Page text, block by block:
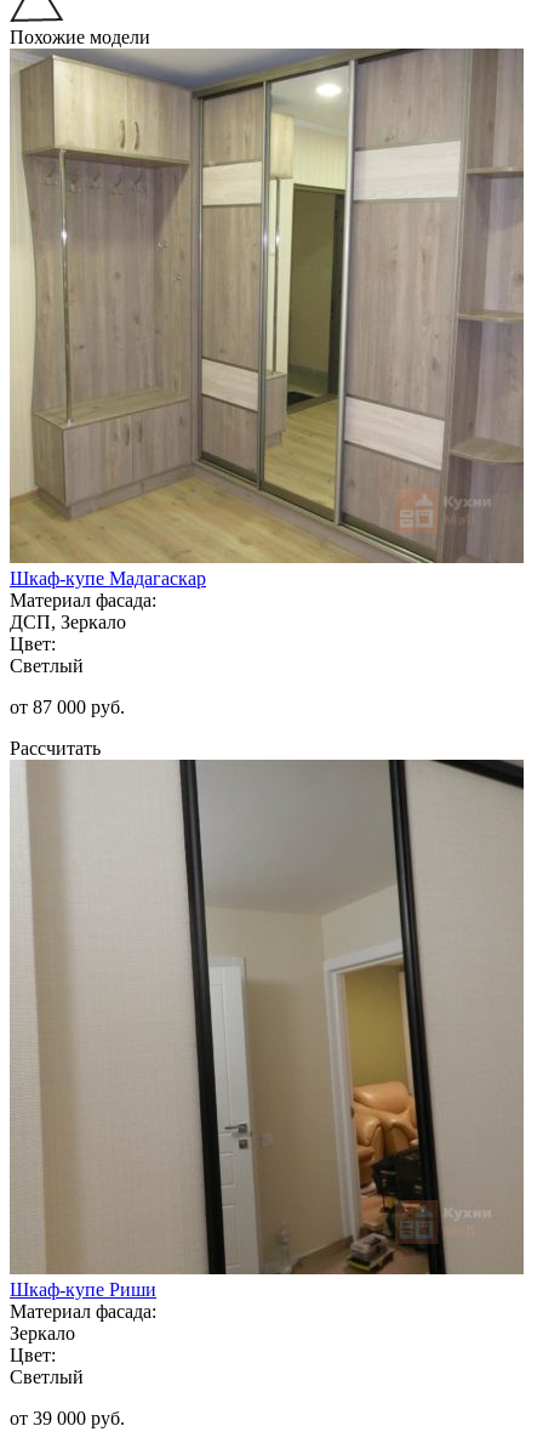
Похожие модели
Шкаф-купе Мадагаскар
Материал фасада:
ДСП, Зеркало
Цвет:
Светлый
от 87 000 руб.
Рассчитать
Шкаф-купе Риши
Материал фасада:
Зеркало
Цвет:
Светлый
от 39 000 руб.